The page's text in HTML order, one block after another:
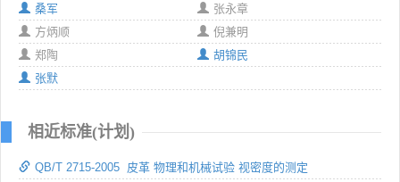
桑军
张永章
方炳顺
倪兼明
郑陶
胡锦民
张默
相近标准(计划)
QB/T 2715-2005 皮革 物理和机械试验 视密度的测定